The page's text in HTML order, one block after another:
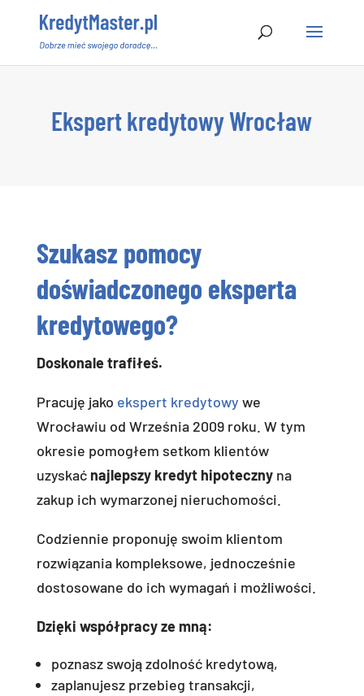
Ekspert kredytowy Wrocław
Szukasz pomocy
doświadczonego eksperta
kredytowego?
Doskonale trafiłeś.
Pracuję jako ekspert kredytowy we
Wrocławiu od Września 2009 roku. W tym
okresie pomogłem setkom klientów
uzyskać najlepszy kredyt hipoteczny na
zakup ich wymarzonej nieruchomości.
Codziennie proponuję swoim klientom
rozwiązania kompleksowe, jednocześnie
dostosowane do ich wymagań i możliwości.
Dzięki współpracy ze mną:
poznasz swoją zdolność kredytową,
zaplanujesz przebieg transakcji,